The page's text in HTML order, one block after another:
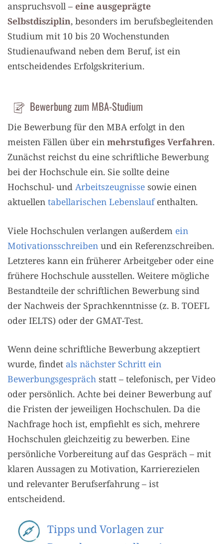
anspruchsvoll – eine ausgeprägte
Selbstdisziplin, besonders im berufsbegleitenden
Studium mit 10 bis 20 Wochenstunden
Studienaufwand neben dem Beruf, ist ein
entscheidendes Erfolgskriterium.
Bewerbung zum MBA-Studium
Die Bewerbung für den MBA erfolgt in den
meisten Fällen über ein mehrstufiges Verfahren.
Zunächst reichst du eine schriftliche Bewerbung
bei der Hochschule ein. Sie sollte deine
Hochschul- und Arbeitszeugnisse sowie einen
aktuellen tabellarischen Lebenslaufenthalten.
Viele Hochschulen verlangen außerdem ein
Motivationsschreiben und ein Referenzschreiben.
Letzteres kann ein früherer Arbeitgeber oder eine
frühere Hochschule ausstellen. Weitere mögliche
Bestandteile der schriftlichen Bewerbung sind
der Nachweis der Sprachkenntnisse (z. B. TOEFL
oder IELTS) oder der GMAT-Test.
Wenn deine schriftliche Bewerbung akzeptiert
wurde, findet als nächster Schritt ein
Bewerbungsgespräch statt – telefonisch, per Video
oder persönlich. Achte bei deiner Bewerbung auf
die Fristen der jeweiligen Hochschulen. Da die
Nachfrage hoch ist, empfiehlt es sich, mehrere
Hochschulen gleichzeitig zu bewerben. Eine
persönliche Vorbereitung auf das Gespräch – mit
klaren Aussagen zu Motivation, Karrierezielen
und relevanter Berufserfahrung – ist
entscheidend.
Tipps und Vorlagen zur